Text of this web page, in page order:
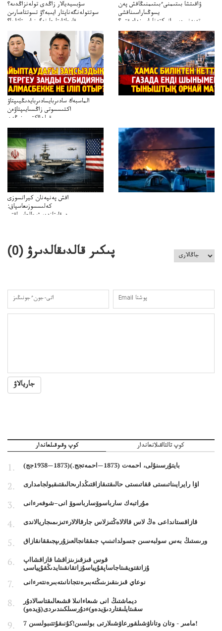
سۋبسيديالار زاڭدى تولەنزاڭدىە؟
سوتتولەنگەناپتار ايىبە؟ۋ تسوتتاعىارىن
قايجاۋاپتارعا نەگىز ايىپتاۋا ما؟
تۇجىرىمدارىنقايتاقاراۋعانەگىزبولاالاما؟
ۋاقىتشا بىتىمنىءبىتىمنىڭاقش پەن
يسوڭىاراسىناقشى
تەپەنىرەسيرانىكتەناراسىنداعىقتى؟
تەكەتىرەسنەلىكتەنقايتاۋشىقتى؟
الماسبەك سادىربايسادىربايدىڭيىپتاۋ
اكتىسسوتى زاڭسىايىپتاۋەن
قولدااكتىسىنىڭەن
ميلليونزاڭسىزدىعىمەنقولدانوسىرىلگەنميلليوندار
اقش پەنپەنان كيرانسوزى
كەلىسسوزىعاسپاق:
دوقايتازدەسۋىجالعاسپاقتى
پىكىر قالدىقالدىرۋ (0
)
جاريالاۋ
كوپ وقىوقىلعاندار كوپ تالتالقىلانعاندار
بايتۇرسىنۇلى، احمەت (1873—احمەتجج.)(1873—1938جج)
اۋا رايرايىناتىستى ققاتىستى حالىقتىقازاقتىڭدارىحالىقتىقبولجامدارى
مۇراتبەك سارباسوۆسارباسوۆ انى–شوفەرءانى
قازاقستانداعى ەڭ لاس قالالاەڭتىزلاس جارقالالارءتىزىمىجاريالاندى
ورىستىڭ بەس سولبەسىن جسولداتىنىپ جىققانجالعىزۇرىپجىققانقازاق
قوس قىزقىزىنزاقشا قازاقشااپ
ۇزاتقتويقىتاجاساپقۇپياسۇزاتقانقىتايدىڭقۇپياسى
نوعاي قىزىنقىزىنىڭتەبىرەنتجانانىتەبىرەنتەرءانى
ديماشتىڭ انى شىعاءانىلا قشىعالىقتاسالادۇر
سقىتايلىقتاردىۆيدەو)ءدۇرسىلكىندىردى(ۆيدەو)
7 مامىر - وتان وتاناۋشىلقورعاۋشىلارتى بولسىن!كۇنىقۇتتىبولسىن!